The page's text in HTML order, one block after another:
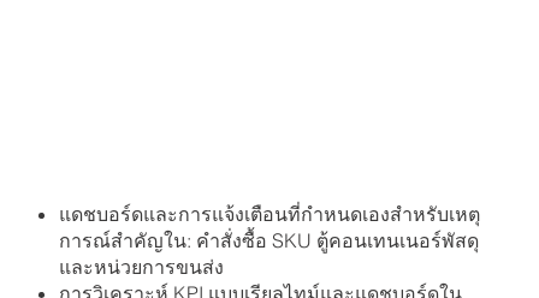
แดชบอร์ดและการแจ้งเตือนที่กําหนดเองสําหรับเหตุ
การณ์สําคัญใน: คําสั่งซื้อ SKU ตู้คอนเทนเนอร์พัสดุ
และหน่วยการขนส่ง